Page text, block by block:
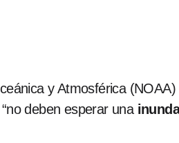
y Atmosférica
deben esperar una